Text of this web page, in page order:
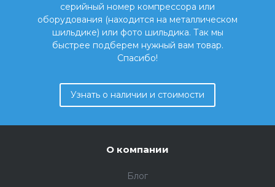
серийный номер компрессора или
оборудования (находится на металлическом
шильдике) или фото шильдика. Так мы
быстрее подберем нужный вам товар.
Спасибо!
Узнать о наличии и стоимости
О компании
Блог